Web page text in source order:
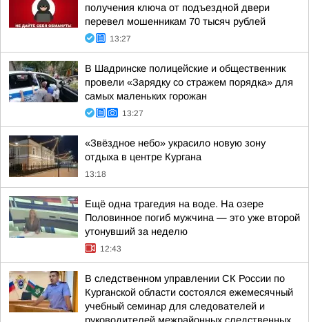
получения ключа от подъездной двери
перевел мошенникам 70 тысяч рублей
13:27
В Шадринске полицейские и общественник
провели «Зарядку со стражем порядка» для
самых маленьких горожан
13:27
«Звёздное небо» украсило новую зону
отдыха в центре Кургана
13:18
Ещё одна трагедия на воде. На озере
Половинное погиб мужчина — это уже второй
утонувший за неделю
12:43
В следственном управлении СК России по
Курганской области состоялся ежемесячный
учебный семинар для следователей и